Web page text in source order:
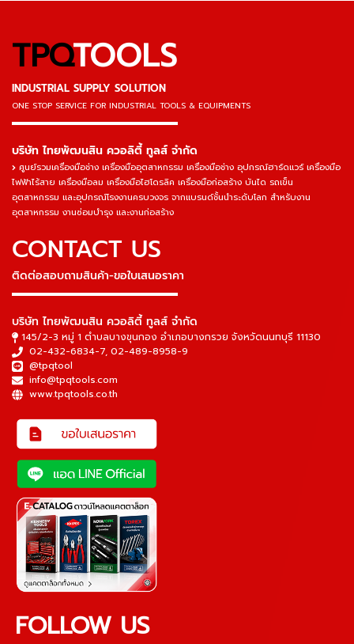
TPQTOOLS
INDUSTRIAL SUPPLY SOLUTION
ONE STOP SERVICE FOR INDUSTRIAL TOOLS & EQUIPMENTS
▬▬▬▬▬▬▬▬▬▬▬▬▬▬▬
บริษัท ไทยพัฒนสิน ควอลิตี้ ทูลส์ จำกัด
ศูนย์รวมเครื่องมือช่าง เครื่องมืออุตสาหกรรม เครื่องมือช่าง อุปกรณ์ฮาร์ดแวร์ เครื่องมือ
ไฟฟ้าไร้สาย เครื่องมือลม เครื่องมือไฮโดรลิค เครื่องมือก่อสร้าง บันได รถเข็น
อุตสาหกรรม และอุปกรณ์โรงงานครบวงจร จากแบรนด์ชั้นนำระดับโลก สำหรับงาน
อุตสาหกรรม งานซ่อมบำรุง และงานก่อสร้าง
CONTACT US
ติดต่อสอบถามสินค้า-ขอใบเสนอราคา
▬▬▬▬▬▬▬▬▬▬▬▬▬▬▬
บริษัท ไทยพัฒนสิน ควอลิตี้ ทูลส์ จำกัด
145/2-3 หมู่ 1 ตำบลบางขุนกอง อำเภอบางกรวย จังหวัดนนทบุรี 11130
02-432-6834-7, 02-489-8958-9
@tpqtool
info@tpqtools.com
www.tpqtools.co.th
FOLLOW US